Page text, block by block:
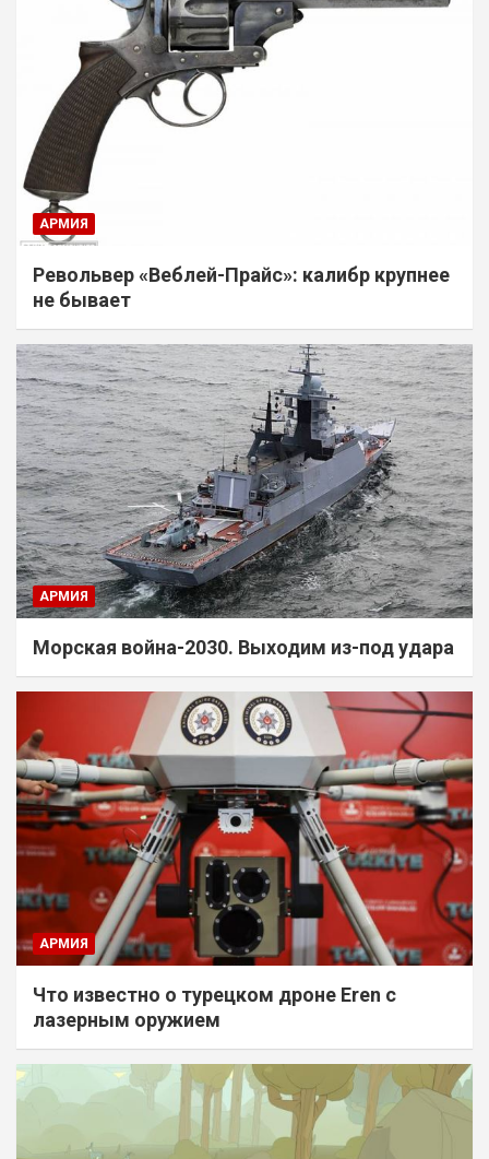
АРМИЯ
Револьвер «Веблей-Прайс»: калибр крупнее
не бывает
АРМИЯ
Морская война-2030. Выходим из-под удара
АРМИЯ
Что известно о турецком дроне Eren с
лазерным оружием